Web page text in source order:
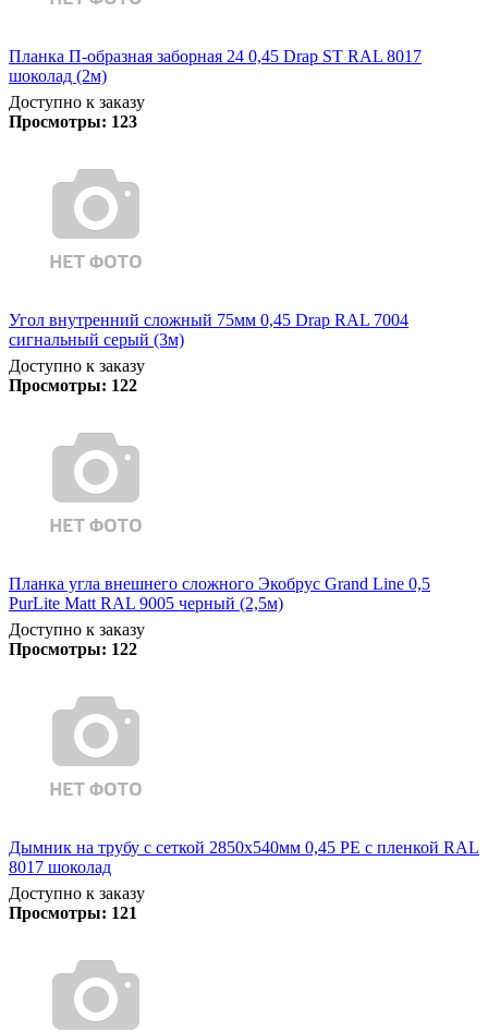
Планка П-образная заборная 24 0,45 Drap ST RAL 8017
шоколад (2м)
Доступно к заказу
Просмотры: 123
Угол внутренний сложный 75мм 0,45 Drap RAL 7004
сигнальный серый (3м)
Доступно к заказу
Просмотры: 122
Планка угла внешнего сложного Экобрус Grand Line 0,5
PurLite Matt RAL 9005 черный (2,5м)
Доступно к заказу
Просмотры: 122
Дымник на трубу с сеткой 2850х540мм 0,45 PE с пленкой RAL
8017 шоколад
Доступно к заказу
Просмотры: 121